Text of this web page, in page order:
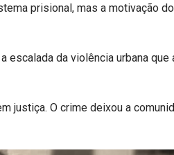
prisional, mas a motivação
escalada da violência urbana que
justiça. O crime deixou a